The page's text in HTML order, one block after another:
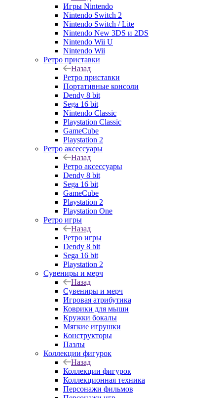
Игры Nintendo
Nintendo Switch 2
Nintendo Switch / Lite
Nintendo New 3DS и 2DS
Nintendo Wii U
Nintendo Wii
Ретро приставки
Назад
Ретро приставки
Портативные консоли
Dendy 8 bit
Sega 16 bit
Nintendo Classic
Playstation Classic
GameCube
Playstation 2
Ретро аксессуары
Назад
Ретро аксессуары
Dendy 8 bit
Sega 16 bit
GameCube
Playstation 2
Playstation One
Ретро игры
Назад
Ретро игры
Dendy 8 bit
Sega 16 bit
Playstation 2
Сувениры и мерч
Назад
Сувениры и мерч
Игровая атрибутика
Коврики для мыши
Кружки бокалы
Мягкие игрушки
Конструкторы
Пазлы
Коллекции фигурок
Назад
Коллекции фигурок
Коллекционная техника
Персонажи фильмов